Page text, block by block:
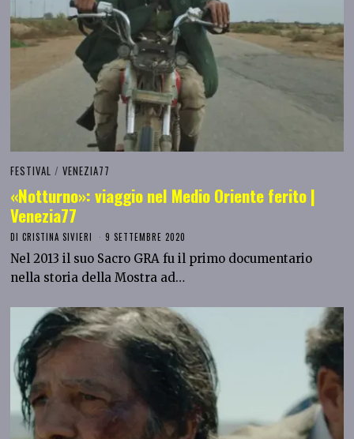
FESTIVAL / VENEZIA77
«Notturno»: viaggio nel Medio Oriente ferito |
Venezia77
DICRISTINA SIVIERI 9 SETTEMBRE 2020
Nel 2013 il suo Sacro GRA fu il primo documentario
nella storia della Mostra ad…